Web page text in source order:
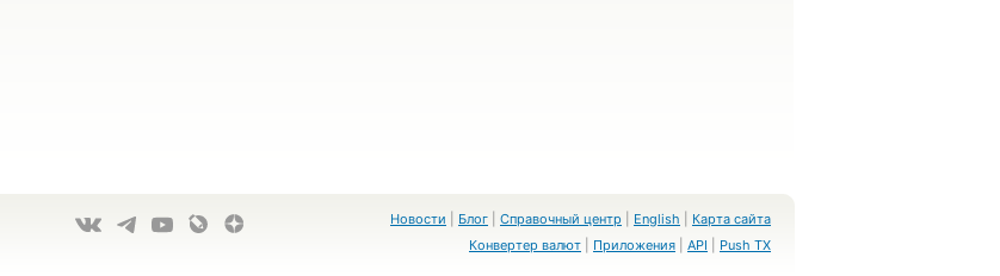
Новости Блог Справочный центр English
Карта сайта
Конвертер валют
Приложения API Push TX